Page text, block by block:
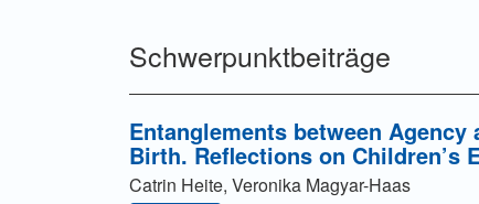
Schwerpunktbeiträge
Entanglements between
Birth. Reflections on Children’s
Catrin Heite, Veronika Magyar-Haas